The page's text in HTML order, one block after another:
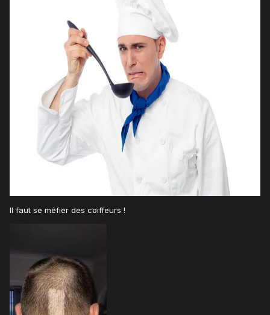
Il faut se méfier des coiffeurs !